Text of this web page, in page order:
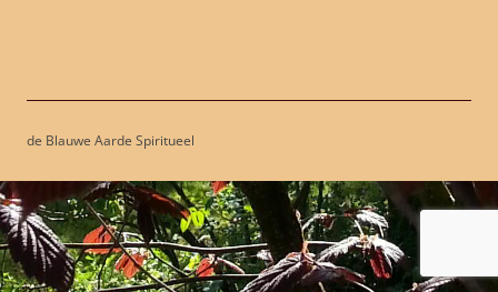
de Blauwe Aarde Spiritueel